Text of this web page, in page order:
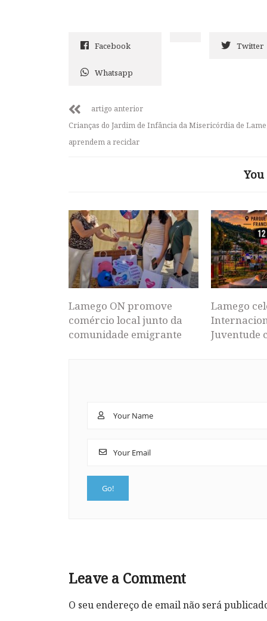
Facebook Twitter
Whatsapp
artigo anterior
Crianças do Jardim de Infância da Misericórdia de
aprendem a reciclar
Lamego ON promove
comércio local junto da
comunidade emigrante
Lamego
Juventude
Leave a Comment
O seu endereço de email não será